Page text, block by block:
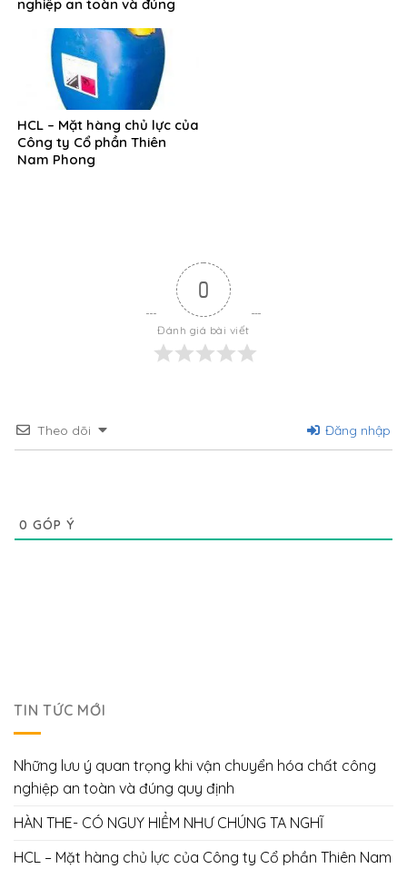
nghiệp an toàn và đúng
HCL – Mặt hàng chủ lực của
Công ty Cổ phần Thiên
Nam Phong
0
Đánh giá bài viết
Theo dõi Đăng nhập
0 GÓP Ý
TIN TỨC MỚI
Những lưu ý quan trọng khi vận chuyển hóa chất công
nghiệp an toàn và đúng quy định
HÀN THE- CÓ NGUY HIỂM NHƯ CHÚNG TA NGHĨ
HCL – Mặt hàng chủ lực của Công ty Cổ phần Thiên Nam